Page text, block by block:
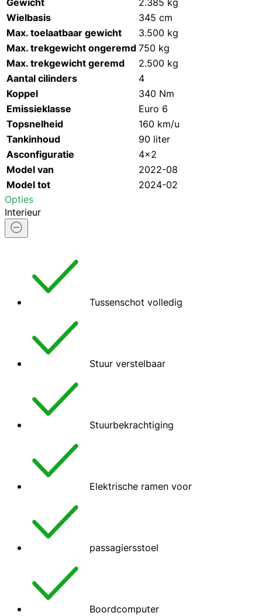
Wielbasis
345 cm
Max. toelaatbaar gewicht
3.500 kg
Max. trekgewicht ongeremd750 kg
Max. trekgewicht geremd
2.500 kg
Aantal cilinders
4
Koppel
340 Nm
Emissieklasse
Euro 6
Topsnelheid
160 km/u
Tankinhoud
90 liter
Asconfiguratie
4x2
Model van
2022-08
Model tot
2024-02
Opties
Interieur
Tussenschot volledig
Stuur verstelbaar
Stuurbekrachtiging
Elektrische ramen voor
passagiersstoel
Boordcomputer